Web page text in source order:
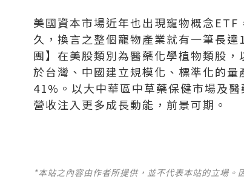
美國資本市場近年也出現寵物概念
久，換言之整個寵物產業就有一筆長
團】在美股類別為醫藥化學植物類股
於台灣、中國建立規模化、標準化的
41%。以大中華區中草藥保健市場及
營收注入更多成長動能，前景可期。
*本站之內容由作者所提供，並不代表本站的立場